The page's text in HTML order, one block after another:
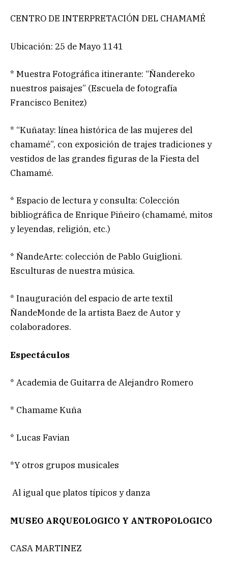
CENTRO DE INTERPRETACIÓN DEL CHAMAMÉ
Ubicación: 25 de Mayo 1141
* Muestra Fotográfica itinerante: “Ñandereko
nuestros paisajes” (Escuela de fotografía
Francisco Benitez)
* “Kuñatay: línea histórica de las mujeres del
chamamé”, con exposición de trajes tradiciones y
vestidos de las grandes figuras de la Fiesta del
Chamamé.
* Espacio de lectura y consulta: Colección
bibliográfica de Enrique Piñeiro (chamamé, mitos
y leyendas, religión, etc.)
* ÑandeArte: colección de Pablo Guiglioni.
Esculturas de nuestra música.
* Inauguración del espacio de arte textil
ÑandeMonde de la artista Baez de Autor y
colaboradores.
Espectáculos
* Academia de Guitarra de Alejandro Romero
* Chamame Kuña
* Lucas Favian
*Y otros grupos musicales
Al igual que platos típicos y danza
MUSEO ARQUEOLOGICO Y ANTROPOLOGICO
CASA MARTINEZ